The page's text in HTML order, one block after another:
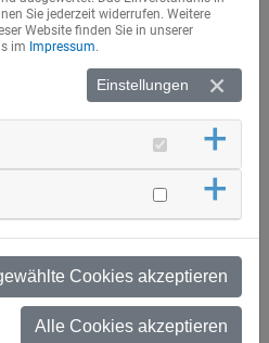
Deutschland-Ticket/Bayer.
du unter>Regio Bus Bayern<
Ticket/Bayer. Ermäßigungsticket
für Selbstzahler zum
für Schüler:innen, die ihre Tickets über
Verfügung. Bitte beachten Sie, dass bei
erscheint, ein Ticketdruck ist
Tickets bzw. des Bayer.
Deutschland-Ticket/Bayer.
Siehier.
Sie jederzeit widerrufen. Weitere
Website finden Sie in unserer
im Impressum.
Einstellungen
Cookies akzeptieren
Alle Cookies akzeptieren